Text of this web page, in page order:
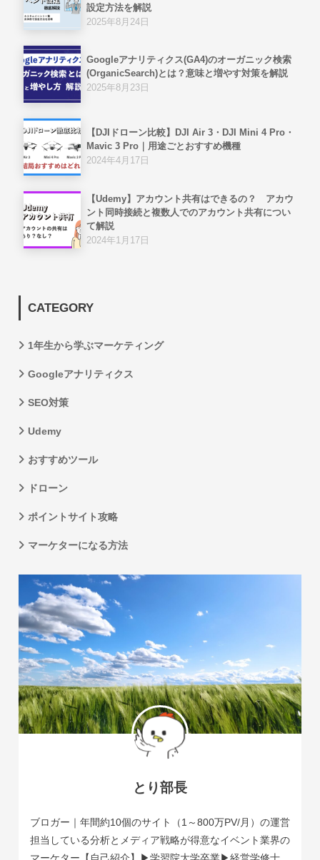
設定方法を解説
2025年8月24日
Googleアナリティクス(GA4)のオーガニック検索
(OrganicSearch)とは？意味と増やす対策を解説
2025年8月23日
【DJIドローン比較】DJI Air 3・DJI Mini 4 Pro・
Mavic 3 Pro｜用途ごとおすすめ機種
2024年4月17日
【Udemy】アカウント共有はできるの？ アカウ
ント同時接続と複数人でのアカウント共有につい
て解説
2024年1月17日
CATEGORY
1年生から学ぶマーケティング
Googleアナリティクス
SEO対策
Udemy
おすすめツール
ドローン
ポイントサイト攻略
マーケターになる方法
とり部長
ブロガー｜年間約10個のサイト（1～800万PV/月）の運営
担当している分析とメディア戦略が得意なイベント業界の